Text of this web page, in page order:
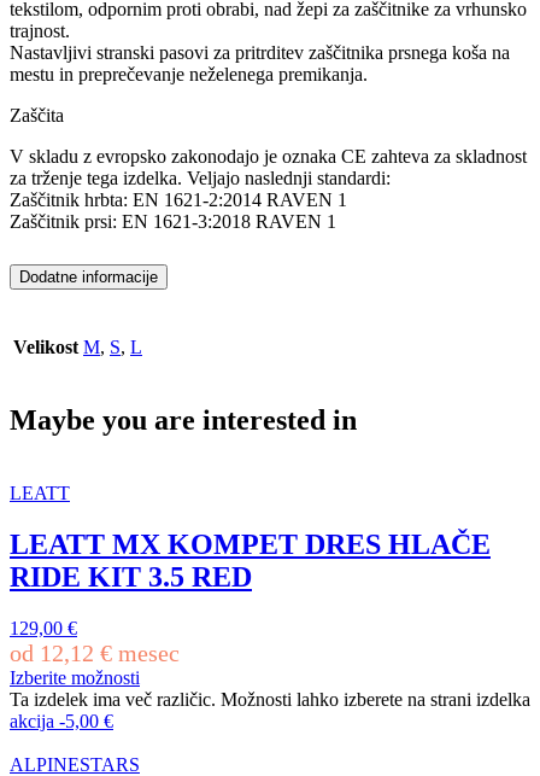
tekstilom, odpornim proti obrabi, nad žepi za zaščitnike za vrhunsko
trajnost.
Nastavljivi stranski pasovi za pritrditev zaščitnika prsnega koša na
mestu in preprečevanje neželenega premikanja.
Zaščita
V skladu z evropsko zakonodajo je oznaka CE zahteva za skladnost
za trženje tega izdelka. Veljajo naslednji standardi:
Zaščitnik hrbta: EN 1621-2:2014 RAVEN 1
Zaščitnik prsi: EN 1621-3:2018 RAVEN 1
Dodatne informacije
Velikost M, S, L
Maybe you are interested in
LEATT
LEATT MX KOMPET DRES HLAČE
RIDE KIT 3.5 RED
129,00 €
od 12,12 € mesec
Izberite možnosti
Ta izdelek ima več različic. Možnosti lahko izberete na strani izdelka
akcija -5,00 €
ALPINESTARS